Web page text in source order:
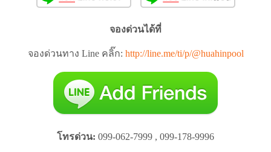
จองด่วนได้ที่
จองด่วนทาง Line คลิ๊ก: http://line.me/ti/p/@huahinpool
โทรด่วน: 099-062-7999 , 099-178-9996